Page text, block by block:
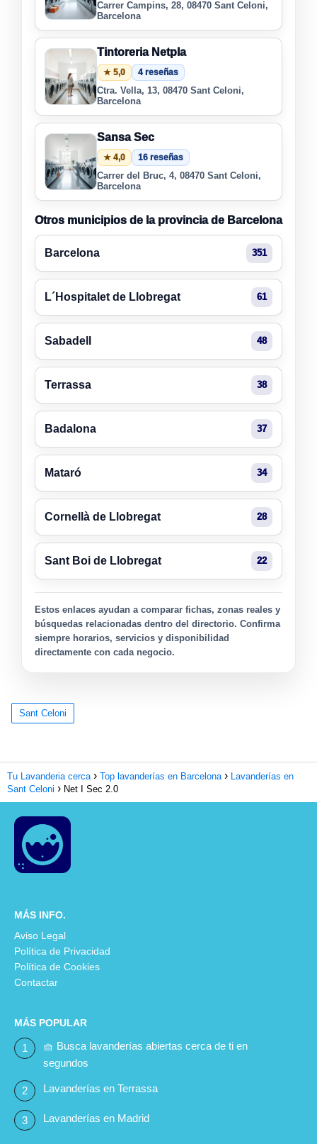
Carrer Campins, 28, 08470 Sant Celoni,
Barcelona
Tintoreria Netpla
★ 5,0
4 reseñas
Ctra. Vella, 13, 08470 Sant Celoni,
Barcelona
Sansa Sec
★ 4,0
16 reseñas
Carrer del Bruc, 4, 08470 Sant Celoni,
Barcelona
Otros municipios de la provincia de Barcelona
Barcelona 351
L´Hospitalet de Llobregat 61
Sabadell 48
Terrassa 38
Badalona 37
Mataró 34
Cornellà de Llobregat 28
Sant Boi de Llobregat 22
Estos enlaces ayudan a comparar fichas, zonas reales y
búsquedas relacionadas dentro del directorio. Confirma
siempre horarios, servicios y disponibilidad
directamente con cada negocio.
Sant Celoni
Tu Lavanderia cerca Top lavanderías en Barcelona
Lavanderías en
Sant Celoni
Net I Sec 2.0
MÁS INFO.
Aviso Legal
Política de Privacidad
Política de Cookies
Contactar
MÁS POPULAR
🧺 Busca lavanderías abiertas cerca de ti en
segundos
Lavanderías en Terrassa
Lavanderías en Madrid